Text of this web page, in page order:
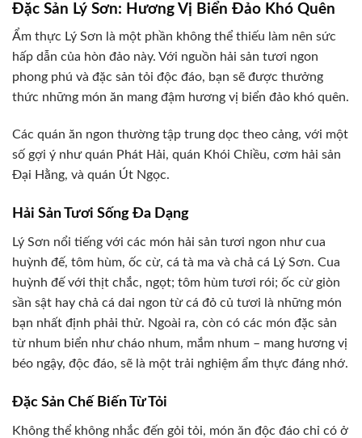
Đặc Sản Lý Sơn: Hương Vị Biển Đảo Khó Quên
Ẩm thực Lý Sơn là một phần không thể thiếu làm nên sức
hấp dẫn của hòn đảo này. Với nguồn hải sản tươi ngon
phong phú và đặc sản tỏi độc đáo, bạn sẽ được thưởng
thức những món ăn mang đậm hương vị biển đảo khó quên.
Các quán ăn ngon thường tập trung dọc theo cảng, với một
số gợi ý như quán Phát Hải, quán Khói Chiều, cơm hải sản
Đại Hằng, và quán Út Ngọc.
Hải Sản Tươi Sống Đa Dạng
Lý Sơn nổi tiếng với các món hải sản tươi ngon như cua
huỳnh đế, tôm hùm, ốc cừ, cá tà ma và chả cá Lý Sơn. Cua
huỳnh đế với thịt chắc, ngọt; tôm hùm tươi rói; ốc cừ giòn
sần sật hay chả cá dai ngon từ cá đỏ củ tươi là những món
bạn nhất định phải thử. Ngoài ra, còn có các món đặc sản
từ nhum biển như cháo nhum, mắm nhum – mang hương vị
béo ngậy, độc đáo, sẽ là một trải nghiệm ẩm thực đáng nhớ.
Đặc Sản Chế Biến Từ Tỏi
Không thể không nhắc đến gỏi tỏi, món ăn độc đáo chỉ có ở